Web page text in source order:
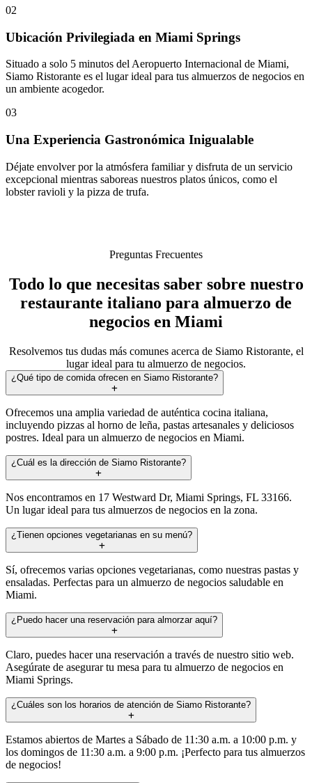
02
Ubicación Privilegiada en Miami Springs
Situado a solo 5 minutos del Aeropuerto Internacional de Miami,
Siamo Ristorante es el lugar ideal para tus almuerzos de negocios en
un ambiente acogedor.
03
Una Experiencia Gastronómica Inigualable
Déjate envolver por la atmósfera familiar y disfruta de un servicio
excepcional mientras saboreas nuestros platos únicos, como el
lobster ravioli y la pizza de trufa.
Preguntas Frecuentes
Todo lo que necesitas saber sobre nuestro
restaurante italiano para almuerzo de
negocios en Miami
Resolvemos tus dudas más comunes acerca de Siamo Ristorante, el
lugar ideal para tu almuerzo de negocios.
¿Qué tipo de comida ofrecen en Siamo Ristorante?
Ofrecemos una amplia variedad de auténtica cocina italiana,
incluyendo pizzas al horno de leña, pastas artesanales y deliciosos
postres. Ideal para un almuerzo de negocios en Miami.
¿Cuál es la dirección de Siamo Ristorante?
Nos encontramos en 17 Westward Dr, Miami Springs, FL 33166.
Un lugar ideal para tus almuerzos de negocios en la zona.
¿Tienen opciones vegetarianas en su menú?
Sí, ofrecemos varias opciones vegetarianas, como nuestras pastas y
ensaladas. Perfectas para un almuerzo de negocios saludable en
Miami.
¿Puedo hacer una reservación para almorzar aquí?
Claro, puedes hacer una reservación a través de nuestro sitio web.
Asegúrate de asegurar tu mesa para tu almuerzo de negocios en
Miami Springs.
¿Cuáles son los horarios de atención de Siamo Ristorante?
Estamos abiertos de Martes a Sábado de 11:30 a.m. a 10:00 p.m. y
los domingos de 11:30 a.m. a 9:00 p.m. ¡Perfecto para tus almuerzos
de negocios!